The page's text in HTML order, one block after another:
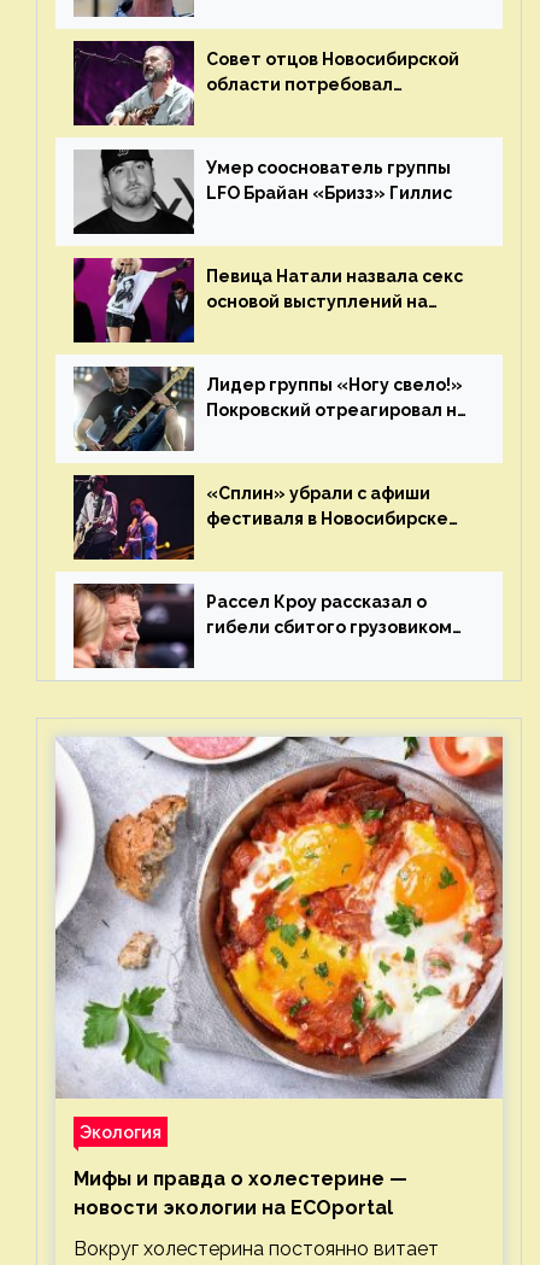
Совет отцов Новосибирской
области потребовал
«Сплин»
Умер сооснователь группы
LFO Брайан «Бризз» Гиллис
Певица Натали назвала секс
основой выступлений на
Лидер группы «Ногу свело!»
Покровский отреагировал на
«Сплин» убрали с афиши
фестиваля в Новосибирске
отцов»
Рассел Кроу рассказал о
гибели сбитого грузовиком
Экология
Мифы и правда о холестерине —
новости экологии на ECOportal
Вокруг холестерина постоянно витает